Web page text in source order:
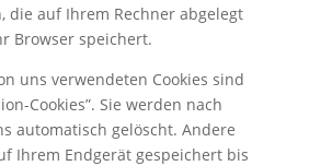
die auf Ihrem Rechner abgelegt
Browser speichert.
uns verwendeten Cookies sind
Cookies”. Sie werden nach
automatisch gelöscht. Andere
Ihrem Endgerät gespeichert bis